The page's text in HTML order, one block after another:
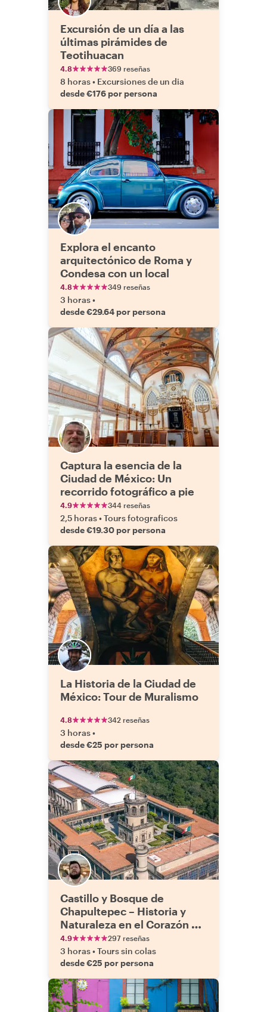
Excursión de un día a las
últimas pirámides de
Teotihuacan
4.8 369 reseñas
8 horas• Excursiones de un dia
desde €176 por persona
Explora el encanto
arquitectónico de Roma y
Condesa con un local
4.8 349 reseñas
3 horas•
desde €29.64 por persona
Captura la esencia de la
Ciudad de México: Un
recorrido fotográfico a pie
4.9 344 reseñas
2,5 horas•Tours fotograficos
desde €19.30 por persona
La Historia de la Ciudad de
México: Tour de Muralismo
4.8 342 reseñas
3 horas•
desde €25 por persona
Castillo y Bosque de
Chapultepec – Historia y
Naturaleza en el Corazón de
la Ciudad de México
4.9 297 reseñas
3 horas•Tours sin colas
desde €25 por persona